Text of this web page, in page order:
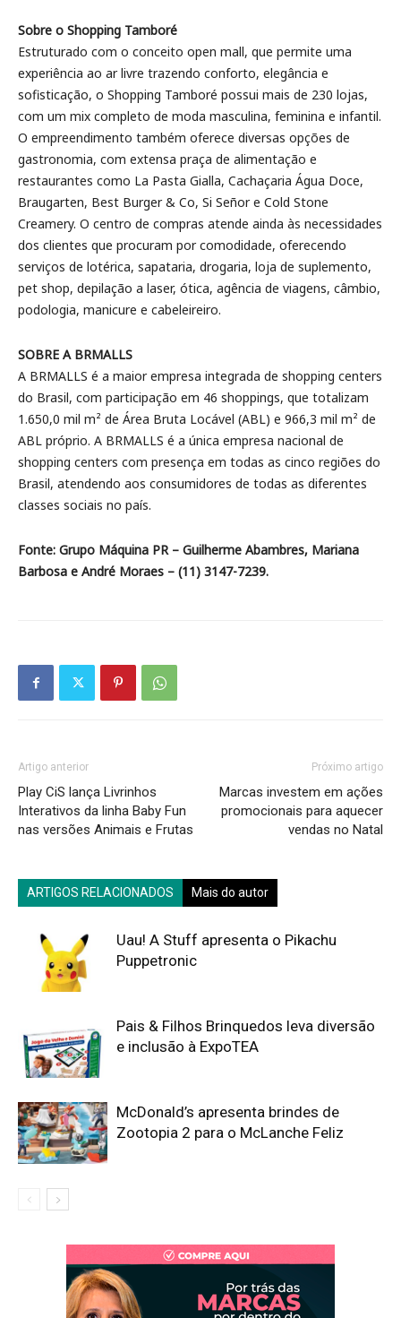
Sobre o Shopping Tamboré
Estruturado com o conceito open mall, que permite uma
experiência ao ar livre trazendo conforto, elegância e
sofisticação, o Shopping Tamboré possui mais de 230 lojas,
com um mix completo de moda masculina, feminina e infantil.
O empreendimento também oferece diversas opções de
gastronomia, com extensa praça de alimentação e
restaurantes como La Pasta Gialla, Cachaçaria Água Doce,
Braugarten, Best Burger & Co, Si Señor e Cold Stone
Creamery. O centro de compras atende ainda às necessidades
dos clientes que procuram por comodidade, oferecendo
serviços de lotérica, sapataria, drogaria, loja de suplemento,
pet shop, depilação a laser, ótica, agência de viagens, câmbio,
podologia, manicure e cabeleireiro.
SOBRE A BRMALLS
A BRMALLS é a maior empresa integrada de shopping centers
do Brasil, com participação em 46 shoppings, que totalizam
1.650,0 mil m² de Área Bruta Locável (ABL) e 966,3 mil m² de
ABL próprio. A BRMALLS é a única empresa nacional de
shopping centers com presença em todas as cinco regiões do
Brasil, atendendo aos consumidores de todas as diferentes
classes sociais no país.
Fonte: Grupo Máquina PR – Guilherme Abambres, Mariana
Barbosa e André Moraes – (11) 3147-7239.
Artigo anterior
Play CiS lança Livrinhos
Interativos da linha Baby Fun
nas versões Animais e Frutas
Próximo artigo
Marcas investem em ações
promocionais para aquecer
vendas no Natal
ARTIGOS RELACIONADOS Mais do autor
Uau! A Stuff apresenta o Pikachu
Puppetronic
Pais & Filhos Brinquedos leva diversão
e inclusão à ExpoTEA
McDonald’s apresenta brindes de
Zootopia 2 para o McLanche Feliz